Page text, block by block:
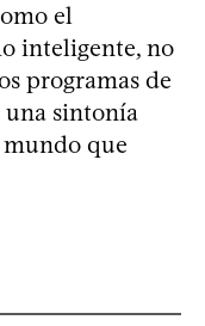
el
inteligente, no
programas de
una sintonía
que